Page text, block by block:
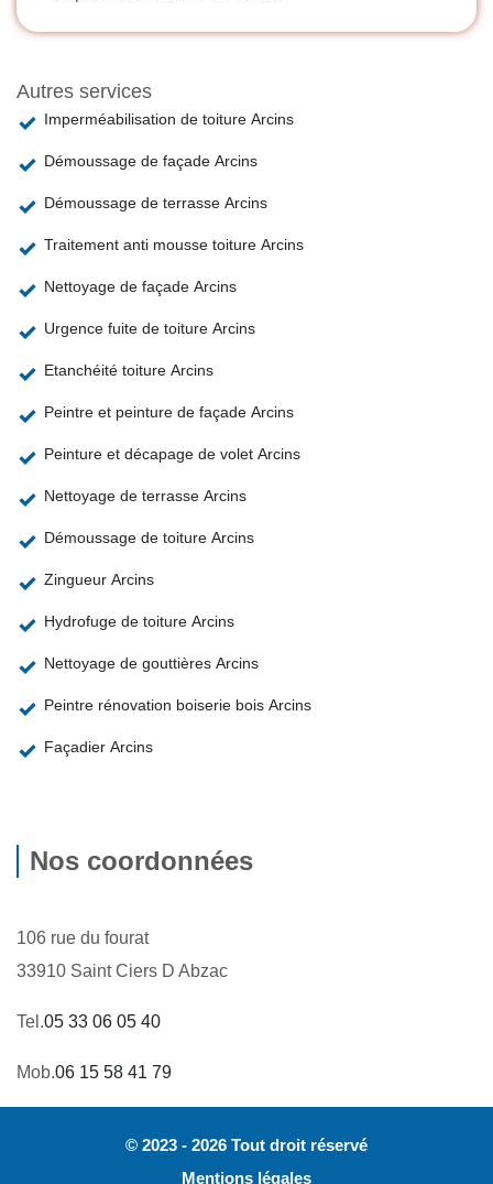
Autres services
Imperméabilisation de toiture Arcins
Démoussage de façade Arcins
Démoussage de terrasse Arcins
Traitement anti mousse toiture Arcins
Nettoyage de façade Arcins
Urgence fuite de toiture Arcins
Etanchéité toiture Arcins
Peintre et peinture de façade Arcins
Peinture et décapage de volet Arcins
Nettoyage de terrasse Arcins
Démoussage de toiture Arcins
Zingueur Arcins
Hydrofuge de toiture Arcins
Nettoyage de gouttières Arcins
Peintre rénovation boiserie bois Arcins
Façadier Arcins
Nos coordonnées
106 rue du fourat
33910 Saint Ciers D Abzac
Tel.05 33 06 05 40
Mob.06 15 58 41 79
© 2023 - 2026 Tout droit réservé
Mentions légales